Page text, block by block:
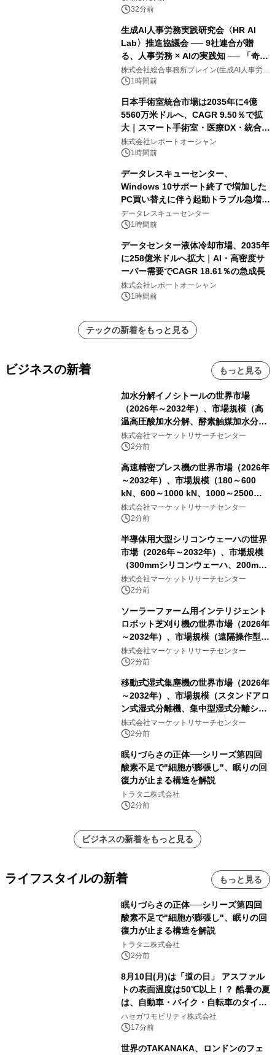
32分前
生成AI人事労務実践研究会〈HR AI
Lab〉推進協議会 ── 9社連合が贈
る、人事労務 × AIの実践知 ── 「奇跡
のセミナー」シリーズ始動！ HR × AI
SEMINAR 2026
株式会社総合事務所ブレイン(生成AI人事労務
実践研究会〈HR AI Lab〉推進協議会 事務局)
1時間前
日本手術室統合市場は2035年に4億
5560万米ドルへ、CAGR 9.50％で拡
大｜スマート手術室・医療DX・統合シ
ステム導入が成長を加速
株式会社レポートオーシャン
1時間前
データレスキューセンター、
Windows 10サポート終了で増加した
PC買い替えに伴う起動トラブル急増を
受け、 「PCが起動しない原因と対処
法」を初心者向けに公開
データレスキューセンター
1時間前
データセンター液体冷却市場、2035年
に258億米ドルへ拡大｜AI・高密度サ
ーバー需要でCAGR 18.61％の急成長
株式会社レポートオーシャン
1時間前
テックの新着をもっと見る
ビジネスの新着 もっと見る
加水分解イノシトールの世界市場
（2026年～2032年）、市場規模（高
温高圧酸加水分解、酵素触媒加水分
解）・分析レポートを発表
株式会社マーケットリサーチセンター
2分前
高速精密プレス機の世界市場（2026年
～2032年）、市場規模（180～600
kN、600～1000 kN、1000～2500
kN、その他）・分析レポートを発表
株式会社マーケットリサーチセンター
2分前
半導体用大型シリコンウェーハの世界
市場（2026年～2032年）、市場規模
（300mmシリコンウェーハ、200mm
シリコンウェーハ）・分析レポートを
発表
株式会社マーケットリサーチセンター
2分前
ソーラーファーム用インテリジェント
ロボット芝刈り機の世界市場（2026年
～2032年）、市場規模（遠隔操作型ソ
ーラーファーム用芝刈り機、半自律型
ソーラーファーム用芝刈り機、完全自
グメンテーション 1:、1）・分析レポ
ートを発表
株式会社マーケットリサーチセンター
2分前
移動式湿式集塵機の世界市場（2026年
～2032年）、市場規模（スタンドアロ
ン式湿式分離機、集中型湿式分離シス
テム）・分析レポートを発表
株式会社マーケットリサーチセンター
2分前
眠りづらさの正体──シリーズ第四回
酸素不足で"細胞が膨張し"、眠りの回
復力が止まる構造を解説
トラタニ株式会社
2分前
ビジネスの新着をもっと見る
ライフスタイルの新着 もっと見る
眠りづらさの正体──シリーズ第四回
酸素不足で"細胞が膨張し"、眠りの回
復力が止まる構造を解説
トラタニ株式会社
2分前
8月10日(月)は「道の日」 アスファル
トの表面温度は50℃以上！？ 酷暑の夏
は、自動車・バイク・自転車のタイヤ
バーストが増加 簡単にできる予防法
をご紹介
ハセガワモビリティ株式会社
17分前
世界のTAKANAKA、ロンドンのフェ